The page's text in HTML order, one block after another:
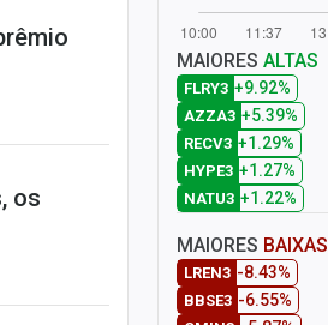
os
MAIORES ALTAS
FLRY3 +9.92%
AZZA3 +5.39%
RECV3 +1.29%
HYPE3 +1.27%
NATU3 +1.22%
MAIORES BAIXAS
LREN3 -8.43%
BBSE3 -6.55%